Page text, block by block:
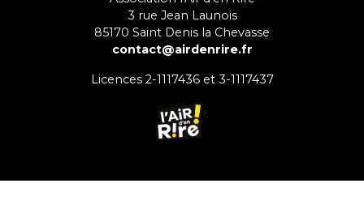
3 rue Jean Launois
85170 Saint Denis la Chevasse
contact@airdenrire.fr
Licences 2-1117436 et 3-1117437